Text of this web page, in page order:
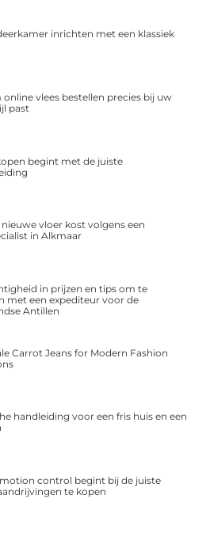
inrichten met een klassiek
online vlees bestellen precies bij uw
past
begint met de juiste
nieuwe vloer kost volgens een
in Alkmaar
in prijzen en tips om te
met een expediteur voor de
Antillen
Carrot Jeans for Modern Fashion
handleiding voor een fris huis en een
control begint bij de juiste
te kopen